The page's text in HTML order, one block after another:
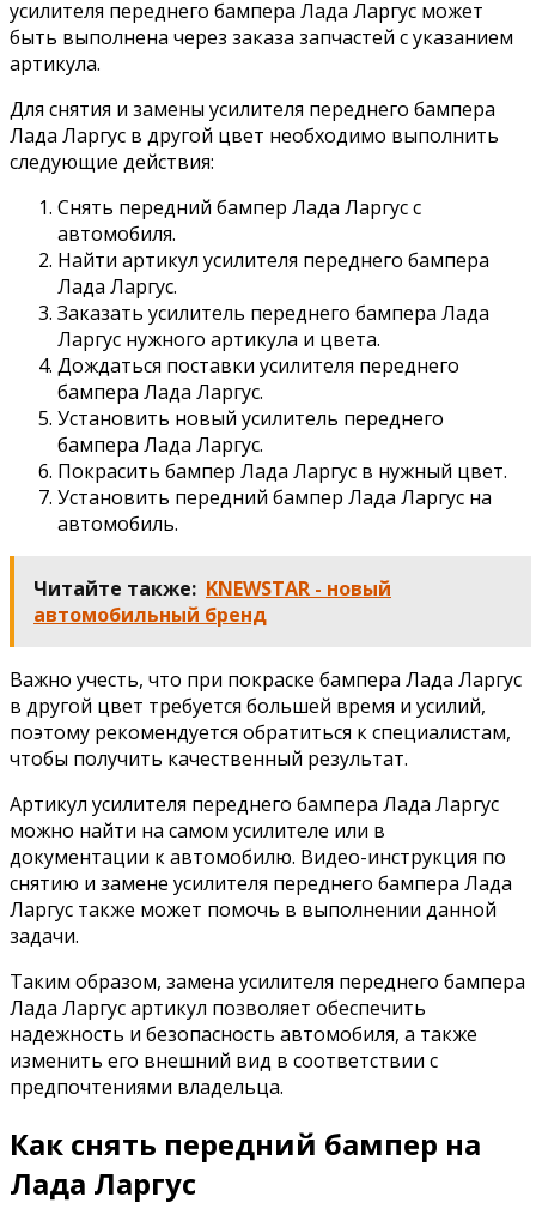
усилителя переднего бампера Лада Ларгус может
быть выполнена через заказа запчастей с указанием
артикула.
Для снятия и замены усилителя переднего бампера
Лада Ларгус в другой цвет необходимо выполнить
следующие действия:
Снять передний бампер Лада Ларгус с
автомобиля.
Найти артикул усилителя переднего бампера
Лада Ларгус.
Заказать усилитель переднего бампера Лада
Ларгус нужного артикула и цвета.
Дождаться поставки усилителя переднего
бампера Лада Ларгус.
Установить новый усилитель переднего
бампера Лада Ларгус.
Покрасить бампер Лада Ларгус в нужный цвет.
Установить передний бампер Лада Ларгус на
автомобиль.
Читайте также: KNEWSTAR - новый
автомобильный бренд
Важно учесть, что при покраске бампера Лада Ларгус
в другой цвет требуется большей время и усилий,
поэтому рекомендуется обратиться к специалистам,
чтобы получить качественный результат.
Артикул усилителя переднего бампера Лада Ларгус
можно найти на самом усилителе или в
документации к автомобилю. Видео-инструкция по
снятию и замене усилителя переднего бампера Лада
Ларгус также может помочь в выполнении данной
задачи.
Таким образом, замена усилителя переднего бампера
Лада Ларгус артикул позволяет обеспечить
надежность и безопасность автомобиля, а также
изменить его внешний вид в соответствии с
предпочтениями владельца.
Как снять передний бампер на
Лада Ларгус